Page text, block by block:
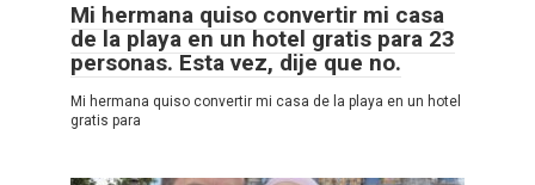
Mi hermana quiso convertir mi casa
de la playa en un hotel gratis para 23
personas. Esta vez, dije que no.
Mi hermana quiso convertir mi casa de la playa en un hotel
gratis para